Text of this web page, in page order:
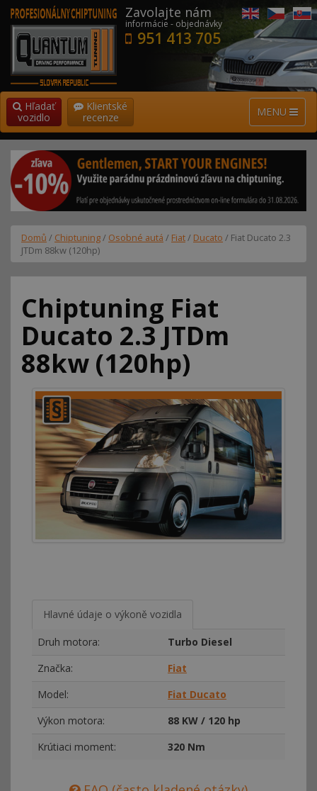
Zavolajte nám
informácie - objednávky
951 413 705
MENU
Hľadať
vozidlo
Klientské
recenze
Domů / Chiptuning/ Osobné autá / Fiat/ Ducato / Fiat Ducato 2.3
JTDm 88kw (120hp)
Chiptuning Fiat
Ducato 2.3 JTDm
88kw (120hp)
Hlavné údaje o výkoně vozidla
Druh motora:
Turbo Diesel
Značka:
Fiat
Model:
Fiat Ducato
Výkon motora:
88 KW / 120 hp
Krútiaci moment:
320 Nm